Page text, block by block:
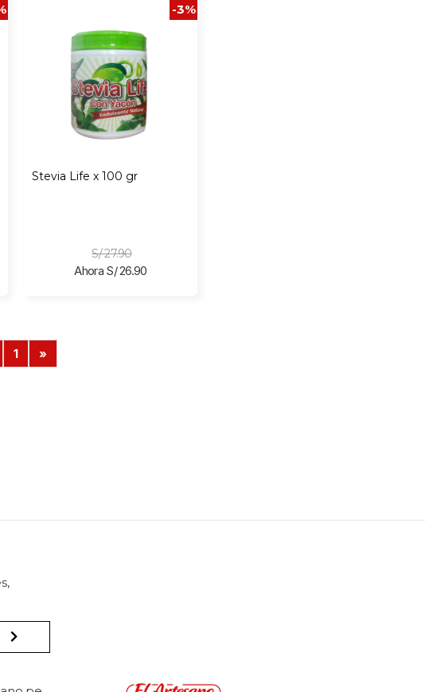
-3%
Stevia Life x 100 gr
S/ 27.90
Ahora S/ 26.90
1 »